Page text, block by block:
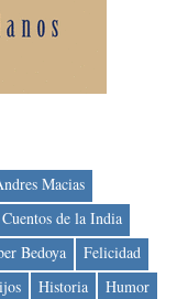
Macias
Cuentos de la India
Bedoya
Felicidad
Historia
Humor